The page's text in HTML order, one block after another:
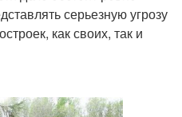
серьезную угрозу
как своих, так и